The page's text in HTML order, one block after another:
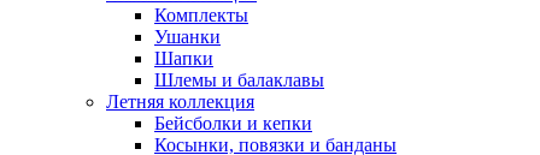
Комплекты
Ушанки
Шапки
Шлемы и балаклавы
Летняя коллекция
Бейсболки и кепки
Косынки, повязки и банданы